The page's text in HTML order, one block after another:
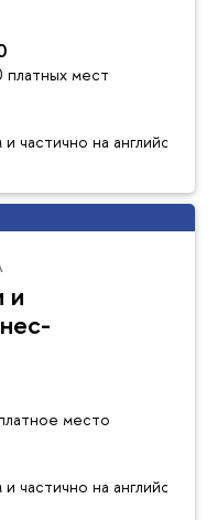
платных мест
частично на английском
и
место
частично на английском